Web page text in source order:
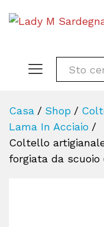
Casa / Shop /
Lama In Acciaio /
Coltello
forgiata da scuoio